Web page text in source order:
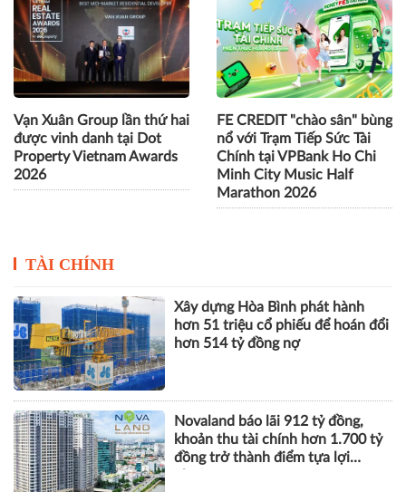
Vạn Xuân Group lần thứ hai
được vinh danh tại Dot
Property Vietnam Awards
2026
FE CREDIT "chào sân" bùng
nổ với Trạm Tiếp Sức Tài
Chính tại VPBank Ho Chi
Minh City Music Half
Marathon 2026
TÀI CHÍNH
Xây dựng Hòa Bình phát hành
hơn 51 triệu cổ phiếu để hoán đổi
hơn 514 tỷ đồng nợ
Novaland báo lãi 912 tỷ đồng,
khoản thu tài chính hơn 1.700 tỷ
đồng trở thành điểm tựa lợi